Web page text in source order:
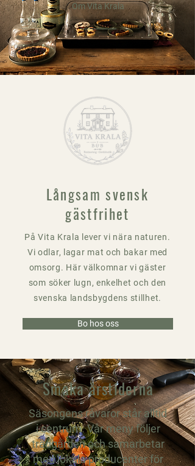
Om Vita Krala
Långsam svensk
gästfrihet
På Vita Krala lever vi nära naturen.
Vi odlar, lagar mat och bakar med
omsorg. Här välkomnar vi gäster
som söker lugn, enkelhet och den
svenska landsbygdens stillhet.
Bo hos oss
Smaka årstiderna
Säsongens råvaror står alltid
i centrum. Vår meny följer
trädgården och samarbetar
med lokala producenter för